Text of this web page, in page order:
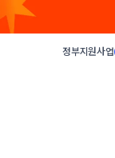
정부지원사업